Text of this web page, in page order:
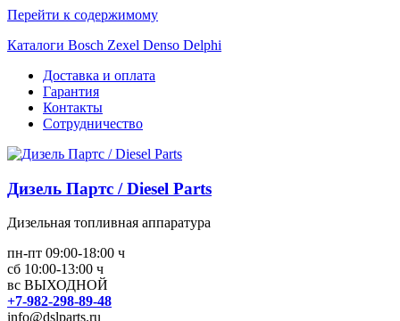
Перейти к содержимому
Каталоги Bosch Zexel Denso Delphi
Доставка и оплата
Гарантия
Контакты
Сотрудничество
Дизель Партс / Diesel Parts
Дизельная топливная аппаратура
пн-пт 09:00-18:00 ч
сб 10:00-13:00 ч
вс ВЫХОДНОЙ
+7-982-298-89-48
info@dslparts.ru